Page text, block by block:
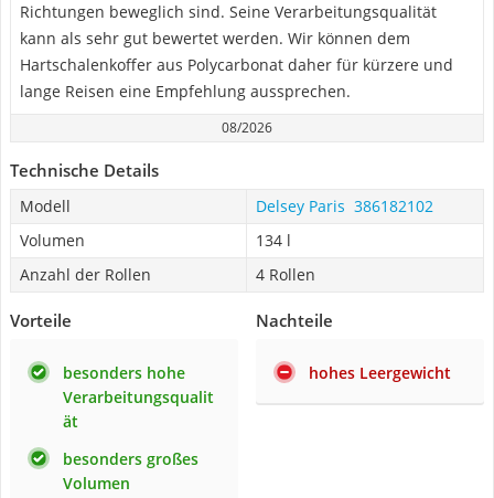
Richtungen beweglich sind. Seine Verarbeitungsqualität
kann als sehr gut bewertet werden. Wir können dem
Hartschalenkoffer aus Polycarbonat daher für kürzere und
lange Reisen eine Empfehlung aussprechen.
08/2026
Technische Details
Modell
Delsey Paris ‎ 386182102
Volumen
134 l
Anzahl der Rollen
4 Rollen
Vorteile
besonders hohe
Verarbeitungsqualit
ät
besonders großes
Volumen
Nachteile
hohes Leergewicht